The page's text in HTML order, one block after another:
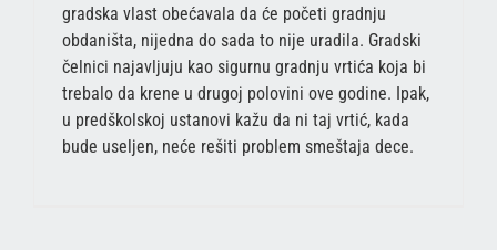
gradska vlast obećavala da će početi gradnju
obdaništa, nijedna do sada to nije uradila. Gradski
čelnici najavljuju kao sigurnu gradnju vrtića koja bi
trebalo da krene u drugoj polovini ove godine. Ipak,
u predškolskoj ustanovi kažu da ni taj vrtić, kada
bude useljen, neće rešiti problem smeštaja dece.